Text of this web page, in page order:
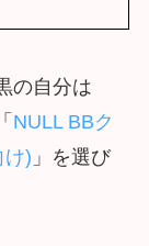
の自分は
NULL BBク
け) 」を選び